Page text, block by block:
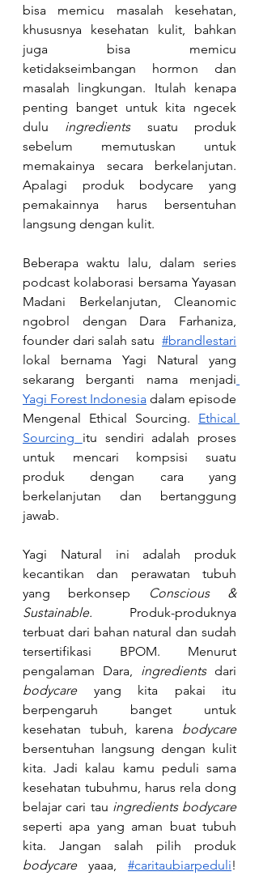
bisa memicu masalah kesehatan,
khususnya kesehatan kulit, bahkan
juga bisa memicu
ketidakseimbangan hormon dan
masalah lingkungan. Itulah kenapa
penting banget untuk kita ngecek
dulu ingredients suatu produk
sebelum memutuskan untuk
memakainya secara berkelanjutan.
Apalagi produk bodycare yang
pemakainnya harus bersentuhan
langsung dengan kulit.
Beberapa waktu lalu, dalam series
podcast kolaborasi bersama Yayasan
Madani Berkelanjutan, Cleanomic
ngobrol dengan Dara Farhaniza,
founder dari salah satu #brandlestari
lokal bernama Yagi Natural yang
sekarang berganti nama menjadi
Yagi Forest Indonesia dalam episode
Mengenal Ethical Sourcing. Ethical
Sourcing itu sendiri adalah proses
untuk mencari kompsisi suatu
produk dengan cara yang
berkelanjutan dan bertanggung
jawab.
Yagi Natural ini adalah produk
kecantikan dan perawatan tubuh
yang berkonsep
Conscious &
Sustainable. Produk-produknya
terbuat dari bahan natural dan sudah
tersertifikasi BPOM. Menurut
pengalaman Dara, ingredients
bodycare yang kita pakai itu
berpengaruh banget untuk
kesehatan tubuh, karena
bodycare
bersentuhan langsung dengan kulit
kita. Jadi kalau kamu peduli sama
kesehatan tubuhmu, harus rela dong
belajar cari tau
ingredients bodycare
seperti apa yang aman buat tubuh
kita. Jangan salah pilih produk
bodycare yaaa, #caritaubiarpeduli!